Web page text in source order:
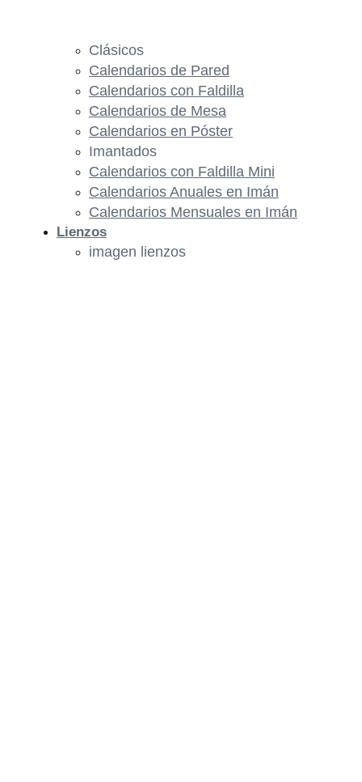
Clásicos
Calendarios de Pared
Calendarios con Faldilla
Calendarios de Mesa
Calendarios en Póster
Imantados
Calendarios con Faldilla Mini
Calendarios Anuales en Imán
Calendarios Mensuales en Imán
Lienzos
imagen lienzos